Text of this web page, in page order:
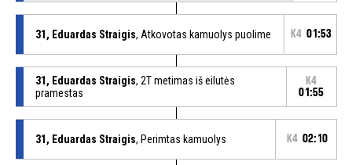
31, Eduardas Straigis, Atkovotas kamuolys puolime K4 01:53
31, Eduardas Straigis, 2T metimas iš eilutės
pramestas
K4
01:55
31, Eduardas Straigis, Perimtas kamuolys K4 02:10